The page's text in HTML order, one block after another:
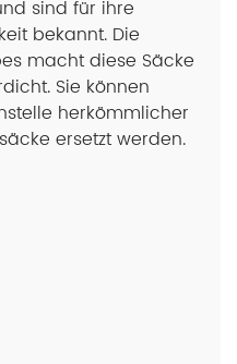
sind für ihre
bekannt. Die
macht diese Säcke
Sie können
herkömmlicher
ersetzt werden.